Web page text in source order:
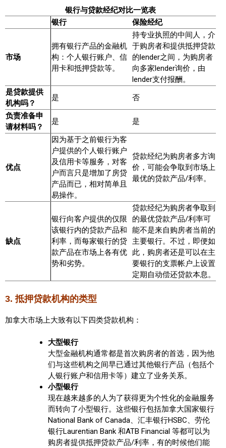
加拿大房地产网站
大多伦多医疗机构
大多伦多交通网络
常用查询工具
地产杂谈
走近加拿大
为什么移民加拿大
加拿大的历史文化
加拿大社会保险系统
定居安大略省
安大略省免费医疗保险
加拿大的福利制度
吃货眼中的加拿大地图
银行与贷款经纪对比一览表
银行
保险经纪
缺点
银行向客户提供的仅限
该银行内的贷款产品和
利率，而每家银行的贷
款产品在市场上各有优
势和劣势。
贷款经纪为购房者争取到
的最优贷款产品/利率可
能不是来自购房者当前的
主要银行。不过，即便如
此，购房者还是可以在主
要银行的支票帐户上设置
定期自动偿还贷款本息。
市场
拥有银行产品的金融机
构：个人银行账户、信
用卡和抵押贷款等。
持专业执照的中间人，介
于购房者和提供抵押贷款
的lender之间，为购房者
向多家lender询价，由
lender支付报酬。
是贷款提供
机构吗？
是
否
负责准备申
请材料吗？
是 是
优点
因为基于之前银行为客
户提供的个人银行账户
及信用卡等服务，对客
户而言只是增加了房贷
产品而已，相对简单且
易操作。
贷款经纪为购房者多方询
价，可能会争取到市场上
最优的贷款产品/利率。
3. 抵押贷款机构的类型
加拿大市场上大致有以下四类贷款机构：
大型银行
大型金融机构通常都是首次购房者的首选，因为他
们与这些机构之间早已通过其他银行产品（包括个
人银行账户和信用卡等）建立了业务关系。
小型银行
现在越来越多的人为了获得更为个性化的金融服务
而转向了小型银行。这些银行包括加拿大国家银行
National Bank of Canada、汇丰银行HSBC、劳伦
银行Laurentian Bank 和ATB Financial 等都可以为
购房者提供抵押贷款产品/利率，有的时候他们能